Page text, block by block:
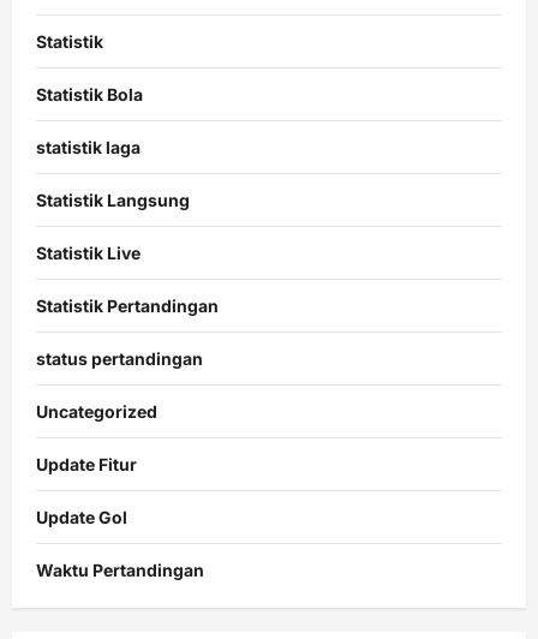
Statistik
Statistik Bola
statistik laga
Statistik Langsung
Statistik Live
Statistik Pertandingan
status pertandingan
Uncategorized
Update Fitur
Update Gol
Waktu Pertandingan